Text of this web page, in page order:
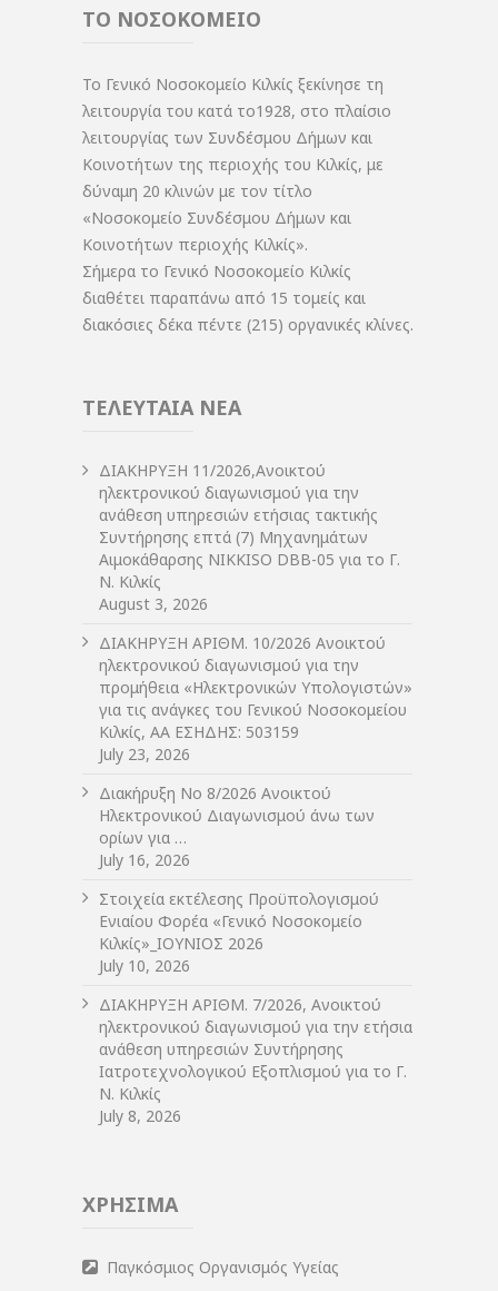
ΤΟ ΝΟΣΟΚΟΜΕΙΟ
Το Γενικό Νοσοκομείο Κιλκίς ξεκίνησε τη
λειτουργία του κατά το1928, στο πλαίσιο
λειτουργίας των Συνδέσμου Δήμων και
Κοινοτήτων της περιοχής του Κιλκίς, με
δύναμη 20 κλινών με τον τίτλο
«Νοσοκομείο Συνδέσμου Δήμων και
Κοινοτήτων περιοχής Κιλκίς».
Σήμερα το Γενικό Νοσοκομείο Κιλκίς
διαθέτει παραπάνω από 15 τομείς και
διακόσιες δέκα πέντε (215) οργανικές κλίνες.
ΤΕΛΕΥΤΑΙΑ ΝΕΑ
ΔIΑΚΗΡΥΞΗ 11/2026,Ανοικτού
ηλεκτρονικού διαγωνισμού για την
ανάθεση υπηρεσιών ετήσιας τακτικής
Συντήρησης επτά (7) Μηχανημάτων
Αιμοκάθαρσης NIKKISO DBB-05 για το Γ.
Ν. Κιλκίς
August 3, 2026
ΔIΑΚΗΡΥΞΗ ΑΡIΘΜ. 10/2026 Ανοικτού
ηλεκτρονικού διαγωνισμού για την
προμήθεια «Ηλεκτρονικών Υπολογιστών»
για τις ανάγκες του Γενικού Νοσοκομείου
Κιλκίς, ΑΑ ΕΣΗΔΗΣ: 503159
July 23, 2026
Διακήρυξη Νο 8/2026 Ανοικτού
Ηλεκτρονικού Διαγωνισμού άνω των
ορίων για …
July 16, 2026
Στοιχεία εκτέλεσης Προϋπολογισμού
Ενιαίου Φορέα «Γενικό Νοσοκομείο
Κιλκίς»_ΙΟΥΝΙΟΣ 2026
July 10, 2026
ΔIΑΚΗΡΥΞΗ ΑΡIΘΜ. 7/2026, Ανοικτού
ηλεκτρονικού διαγωνισμού για την ετήσια
ανάθεση υπηρεσιών Συντήρησης
Ιατροτεχνολογικού Εξοπλισμού για το Γ.
Ν. Κιλκίς
July 8, 2026
ΧΡΗΣΙΜΑ
Παγκόσμιος Οργανισμός Υγείας